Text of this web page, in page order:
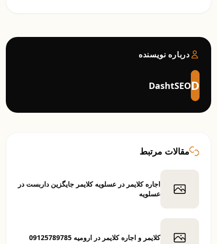
درباره نویسنده
D
DashtSEO
مقالات مرتبط
اجاره کلایمر در عسلویه کلایمر جایگزین داربست در
عسلویه
کلایمر و اجاره کلایمر در ارومیه 09125789785